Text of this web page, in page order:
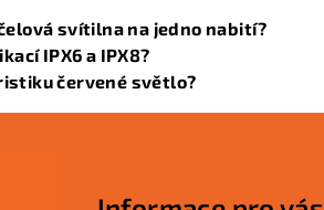
svítilna na jedno nabití?
IPX6 a IPX8?
červené světlo?